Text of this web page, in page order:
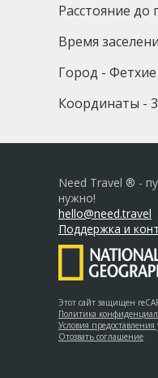
Расстояние до
Время
Город - Фетхие
Координаты -
Need Travel ® -
нужно!
hello@need.travel
Поддержка и
Этот сайт защищен
Политика
Условия предоставления
Отозвать соглашение